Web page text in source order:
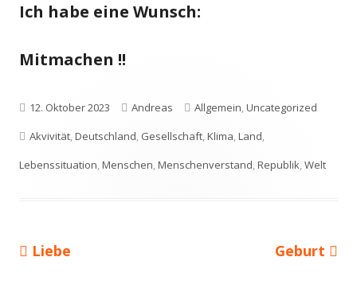
Ich habe eine Wunsch:
Mitmachen !!
Veröffentlicht
am
12. Oktober 2023 Autor
Andreas Kategorien
Allgemein,Uncategorized
Schlagwörter
Akvivität,Deutschland, Gesellschaft,Klima,Land,
Lebenssituation,Menschen,Menschenverstand,Republik,Welt
Beitragsnavigation
Vorheriger
Liebe
Nächster
Geburt